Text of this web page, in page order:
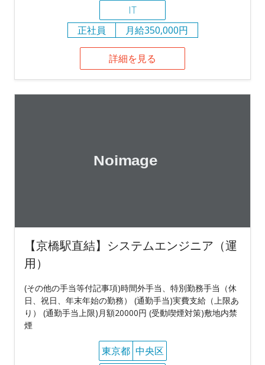
IT
正社員
月給350,000円
詳細を見る
【京橋駅直結】システムエンジニア（運
用）
(その他の手当等付記事項)時間外手当、特別勤務手当（休
日、祝日、年末年始の勤務） (通勤手当)実費支給（上限あ
り） (通勤手当上限)月額20000円 (受動喫煙対策)敷地内禁
煙
東京都 中央区